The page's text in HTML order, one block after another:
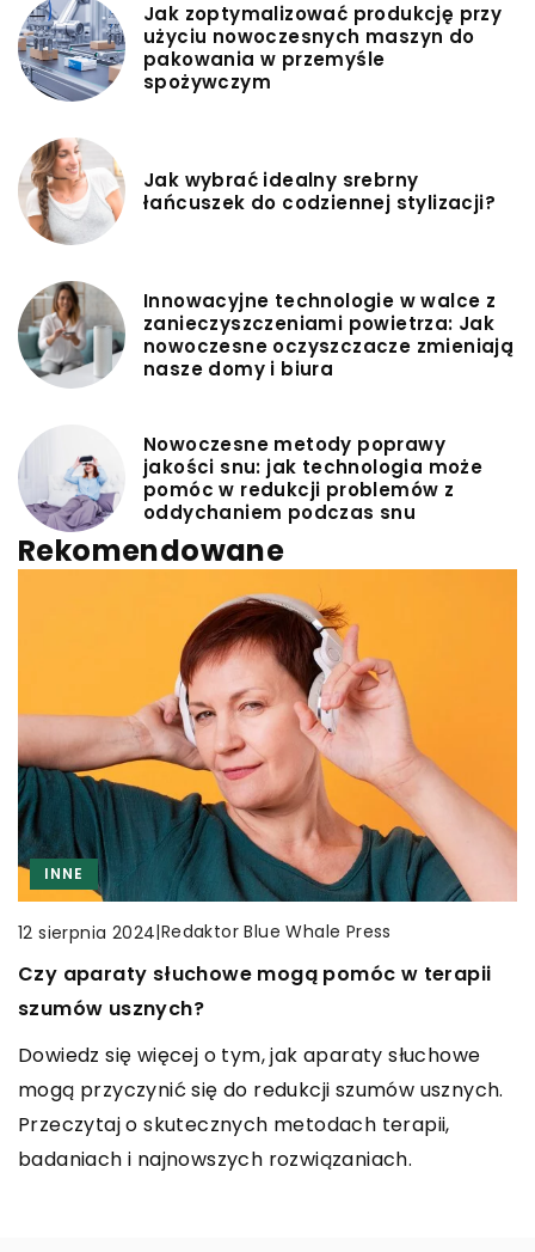
Jak zoptymalizować produkcję przy
użyciu nowoczesnych maszyn do
pakowania w przemyśle
spożywczym
Jak wybrać idealny srebrny
łańcuszek do codziennej stylizacji?
Innowacyjne technologie w walce z
zanieczyszczeniami powietrza: Jak
nowoczesne oczyszczacze zmieniają
nasze domy i biura
Nowoczesne metody poprawy
jakości snu: jak technologia może
pomóc w redukcji problemów z
oddychaniem podczas snu
Rekomendowane
WĘDKARSTWO
27 czerwca 2023|Redaktor Blue Whale Press
Porady dotyczące pielęgnacji i konserwacji
sprzętu wędkarskiego – podstawowa wiedza
Pielęgnacja i konserwacja sprzętu wędkarskiego
jest niezbędna dla utrzymania go w dobrym stanie
i zapewnienia satysfakcjonujących wyników
podczas połowów.
INNE
12 sierpnia 2024|Redaktor Blue Whale Press
Czy aparaty słuchowe mogą pomóc w terapii
szumów usznych?
Dowiedz się więcej o tym, jak aparaty słuchowe
mogą przyczynić się do redukcji szumów usznych.
Przeczytaj o skutecznych metodach terapii,
badaniach i najnowszych rozwiązaniach.
REKREACJA
21 stycznia 2024|Redaktor Blue Whale Press
Jak aikido wpływa na rozwój psychofizyczny
młodego pokolenia?
Poznaj nieoczywiste korzyści płynące z uprawiania
aikido. Dowiedz się, jak ta japońska sztuka walki
kształtuje zdrowie psychiczne i fizyczne młodego
pokolenia.